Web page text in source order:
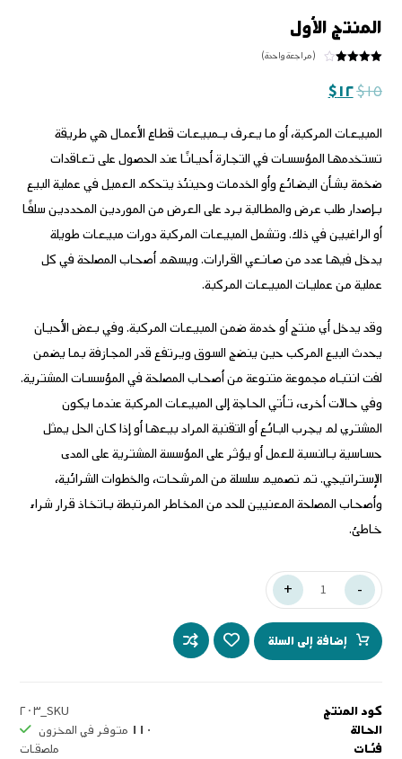
المنتج الأول
من
٥ بناءً
واحد
(مراجعة واحدة)
$١٥ $١٢
المبيعات المركبة، أو ما يعرف بـمبيعات قطاع الأعمال هي طريقة
تستخدمها المؤسسات في التجارة أحيانًا عند الحصول على تعاقدات
ضخمة بشأن البضائع وأو الخدمات وحينئذ يتحكم العميل في عملية البيع
بإصدار طلب عرض والمطالبة برد على العرض من الموردين المحددين سلفًا
أو الراغبين في ذلك. وتشمل المبيعات المركبة دورات مبيعات طويلة
يدخل فيها عدد من صانعي القرارات. ويسهم أصحاب المصلحة في كل
عملية من عمليات المبيعات المركبة.
وقد يدخل أي منتج أو خدمة ضمن المبيعات المركبة. وفي بعض الأحيان
يحدث البيع المركب حين ينضج السوق ويرتفع قدر المجازفة بما يضمن
لفت انتباه مجموعة متنوعة من أصحاب المصلحة في المؤسسات المشترية.
وفي حالات أخرى، تأتي الحاجة إلى المبيعات المركبة عندما يكون
المشتري لم يجرب البائع أو التقنية المراد بيعها أو إذا كان الحل يمثل
حساسية بالنسبة للعمل أو يؤثر على المؤسسة المشترية على المدى
الإستراتيجي. تم تصميم سلسلة من المرشحات، والخطوات الشرائية،
وأصحاب المصلحة المعنيين للحد من المخاطر المرتبطة باتخاذ قرار شراء
خاطئ.
-
+
إضافة إلى السلة
كود المنتج
SKU_٢٠٣
الحالة
١١٠ متوفر في المخزون
فئات
ملصقات